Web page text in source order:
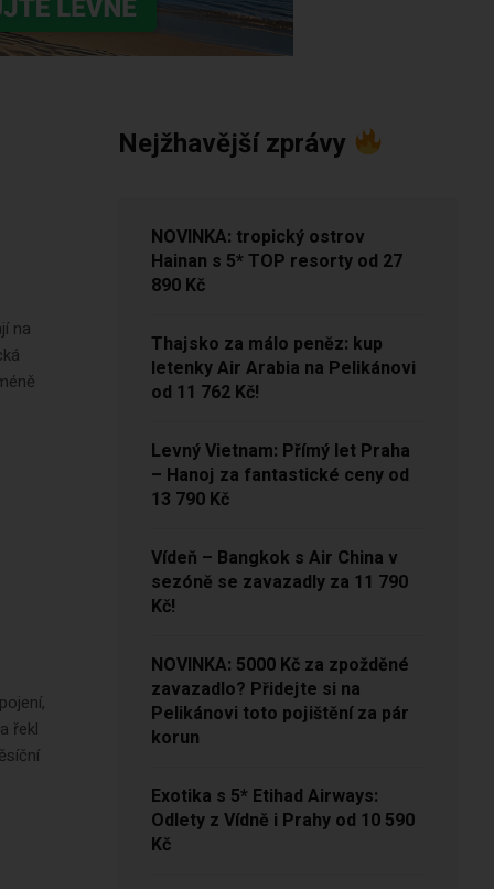
na
řekl
Nejžhavější zprávy
NOVINKA: tropický ostrov
Hainan s 5* TOP resorty od 27
890 Kč
Thajsko za málo peněz: kup
letenky Air Arabia na Pelikánovi
od 11 762 Kč!
Levný Vietnam: Přímý let Praha
– Hanoj za fantastické ceny od
13 790 Kč
Vídeň – Bangkok s Air China v
sezóně se zavazadly za 11 790
Kč!
NOVINKA: 5000 Kč za zpožděné
zavazadlo? Přidejte si na
Pelikánovi toto pojištění za pár
korun
Exotika s 5* Etihad Airways:
Odlety z Vídně i Prahy od 10 590
Kč